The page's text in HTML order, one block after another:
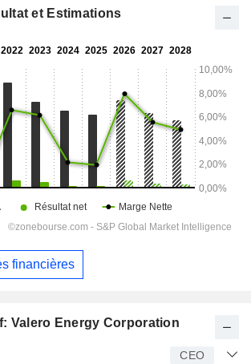
Valero Energy Corporation
CEO
et Estimations
financières